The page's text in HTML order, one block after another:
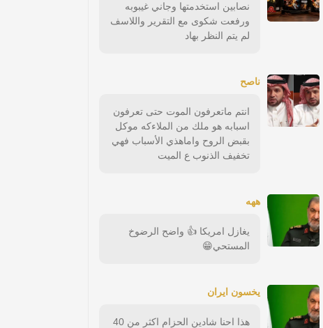
نصابين استخدمتها وجاني غيبوبه
ورفعت شكوى مع التقرير واللاسف
لم يتم النظر بهاد
ناصح
انتم ماتعرفون الموت حتى تعرفون
اسبابه هو ملك من الملاءكه موكل
بقبض الروح واماهذي الأسباب فهي
تخفيف الذنوب ع الميت
ههه
يغازل امريكا 👍 واضح الرضوخ
المستحي😁
يخسون ايران
هذا احنا شادين الحزام اكثر من 40